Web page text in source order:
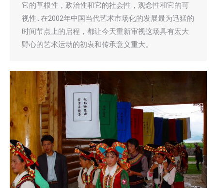
它的草根性，政治性和它的社会性，观念性和它的可
视性…在2002年中国当代艺术市场化的发展最为迅猛的
时间节点上的启程，都让今天重新审视这场具有宏大
野心的艺术运动的初衷和传承意义重大。